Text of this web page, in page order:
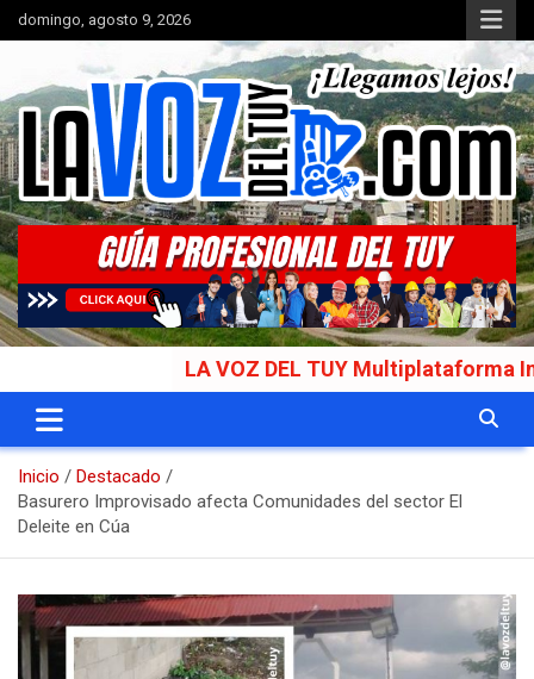
Saltar
al
domingo, agosto 9, 2026
La Voz del Tuy
Portal de noticias
LA VOZ DEL TUY Multiplataforma
Inicio
Destacado
Basurero Improvisado afecta Comunidades del sector El
Deleite en Cúa